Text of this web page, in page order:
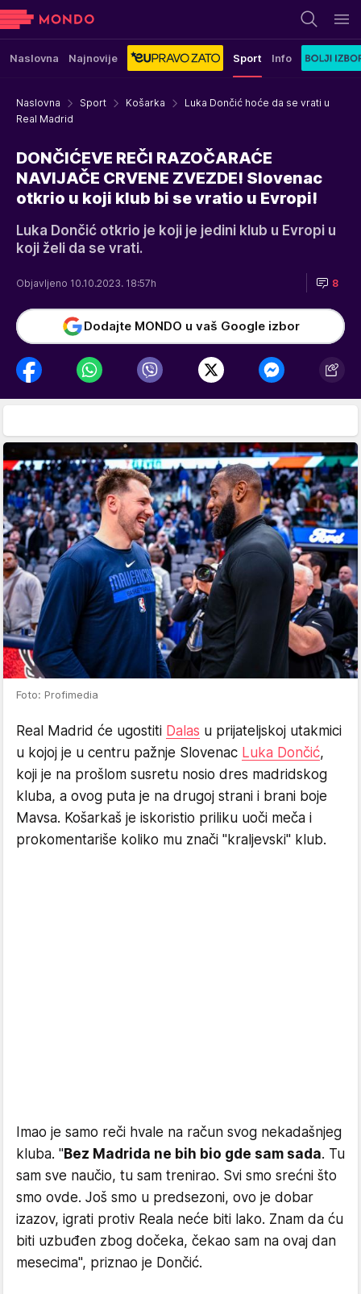
Naslovna Najnovije Sport Info
Naslovna Sport Košarka
Luka Dončić hoće da se vrati u
Real Madrid
DONČIĆEVE REČI RAZOČARAĆE
NAVIJAČE CRVENE ZVEZDE! Slovenac
otkrio u koji klub bi se vratio u Evropi!
Luka Dončić otkrio je koji je jedini klub u Evropi u
koji želi da se vrati.
Objavljeno 10.10.2023. 18:57h 8
Dodajte MONDO u vaš Google izbor
Foto: Profimedia
Real Madrid će ugostiti Dalas u prijateljskoj utakmici
u kojoj je u centru pažnje Slovenac Luka Dončić,
koji je na prošlom susretu nosio dres madridskog
kluba, a ovog puta je na drugoj strani i brani boje
Mavsa. Košarkaš je iskoristio priliku uoči meča i
prokomentariše koliko mu znači "kraljevski" klub.
Imao je samo reči hvale na račun svog nekadašnjeg
kluba. "Bez Madrida ne bih bio gde sam sada. Tu
sam sve naučio, tu sam trenirao. Svi smo srećni što
smo ovde. Još smo u predsezoni, ovo je dobar
izazov, igrati protiv Reala neće biti lako. Znam da ću
biti uzbuđen zbog dočeka, čekao sam na ovaj dan
mesecima", priznao je Dončić.